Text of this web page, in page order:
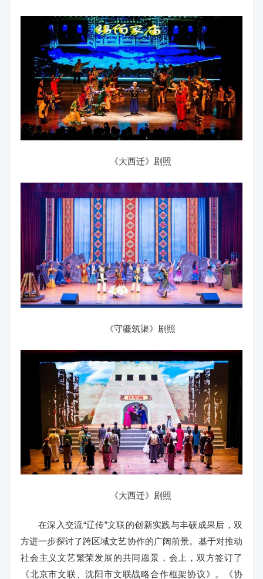
《大西迁》剧照
《守疆筑渠》剧照
《大西迁》剧照
在深入交流“辽传”文联的创新实践与丰硕成果后，双
方进一步探讨了跨区域文艺协作的广阔前景。基于对推动
社会主义文艺繁荣发展的共同愿景，会上，双方签订了
《北京市文联、沈阳市文联战略合作框架协议》。《协